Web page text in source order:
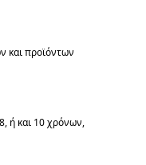
και προϊόντων
ή και 10 χρόνων,